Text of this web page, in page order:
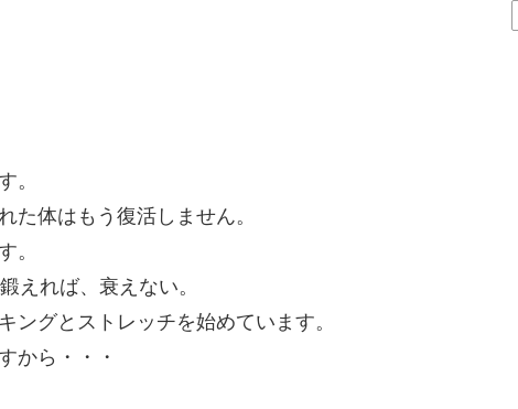
。
た体はもう復活しません。
。
えれば、衰えない。
ングとストレッチを始めています。
から・・・